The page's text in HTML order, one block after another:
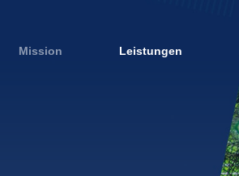
Mission Leistungen